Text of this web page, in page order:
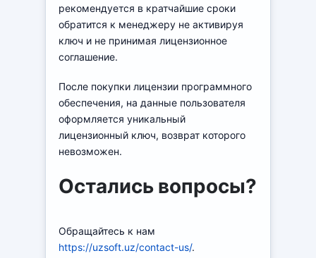
рекомендуется в кратчайшие сроки
обратится к менеджеру не активируя
ключ и не принимая лицензионное
соглашение.
После покупки лицензии программного
обеспечения, на данные пользователя
оформляется уникальный
лицензионный ключ, возврат которого
невозможен.
Остались вопросы?
Обращайтесь к нам
https://uzsoft.uz/contact-us/.